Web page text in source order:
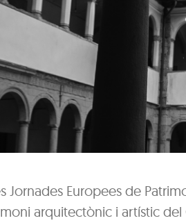
Jornades Europees de
arquitectònic i artístic